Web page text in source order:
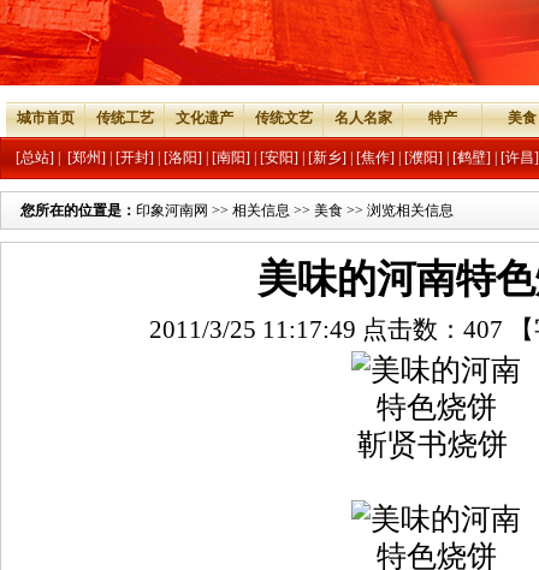
城市首页 传统工艺 文化遗产 传统文艺 名人名家 特产 美食
[总站] [郑州] [开封] [洛阳] [南阳] [安阳] [新乡] [焦作] [濮阳] [鹤壁] [许昌]
您所在的位置是： 印象河南网 >> 相关信息 >> 美食 >> 浏览相关信息
美味的河南特
2011/3/25 11:17:49 点击数：407
靳贤书烧饼